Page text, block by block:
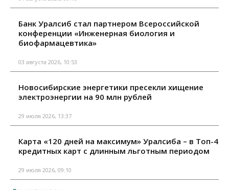
Банк Уралсиб стал партнером Всероссийской
конференции «Инженерная биология и
биофармацевтика»
03 августа 2026, 10:53
Новосибирские энергетики пресекли хищение
электроэнергии на 90 млн рублей
29 июля 2026, 13:37
Карта «120 дней на максимум» Уралсиба – в Топ-4
кредитных карт с длинным льготным периодом
29 июля 2026, 09:10